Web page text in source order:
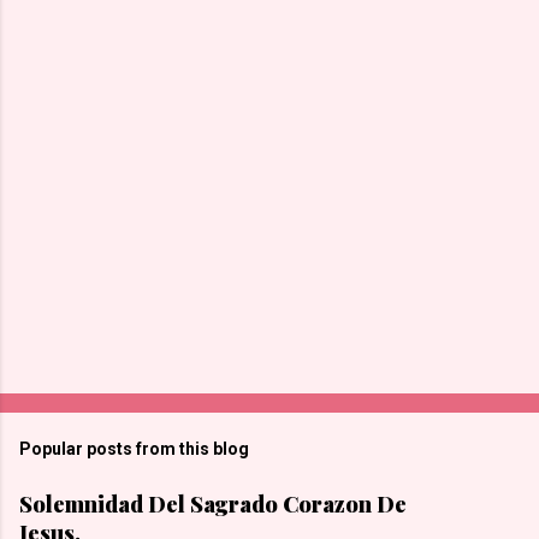
Popular posts from this blog
Solemnidad Del Sagrado Corazon De
Jesus,